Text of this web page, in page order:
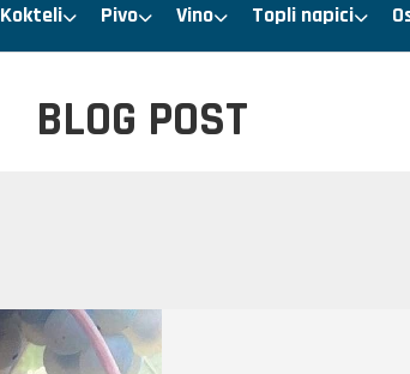
Kokteli Pivo Vino Topli napici
BLOG POST